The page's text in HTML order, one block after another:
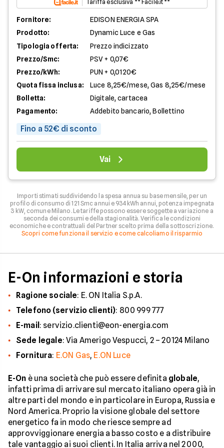
Tariffa esclusiva ** Facile.it **
Fornitore:
EDISON ENERGIA SPA
Prodotto:
Dynamic Luce e Gas
Tipologia offerta:
Prezzo indicizzato
Prezzo/Smc:
PSV + 0,07€
Prezzo/kWh:
PUN + 0,0120€
Quota fissa inclusa:
Luce 8,25€/mese, Gas 8,25€/mese
Bolletta:
Digitale, cartacea
Pagamento:
Addebito bancario, Bollettino
Fino a 52€ di sconto
Vai
Importi stimati suddividendo la spesa annua su base mensile, per un
profilo di consumo di 121 Smc annui e 934 kWh annui, potenza impegnata
3 kW, comune Milano. Le tariffe possono essere soggette a variazione a
seconda dei consumi e della stagionalità. Verifica le condizioni
economiche e contrattuali del Partner scelto prima della sottoscrizione.
Scopri come funziona il servizio e come calcoliamo il risparmio
E-On informazioni e storia
Ragione sociale: E. ON Italia S.p.A.
Telefono (servizio clienti): 800 999 777
E-mail : servizio.clienti@eon-energia.com
Sede legale: Via Amerigo Vespucci, 2 – 20124 Milano
Fornitura: E.ON Gas, E.ON Luce
E-On è una società che può essere definita globale,
infatti prima di arrivare sul mercato italiano opera già in
altre parti del mondo e in particolare in Europa, Russia e
Nord America. Proprio la visione globale del settore
energetico fa in modo che riesce sempre ad
approvviggionare energia a basso costo e a distribuire
tale vantaggio ai suoi clienti. In Italia arriva nel 2000,